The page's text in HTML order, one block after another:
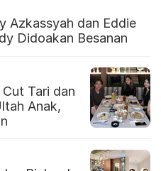
Azkassyah dan Eddie
Didoakan Besanan
Tari dan
Anak,